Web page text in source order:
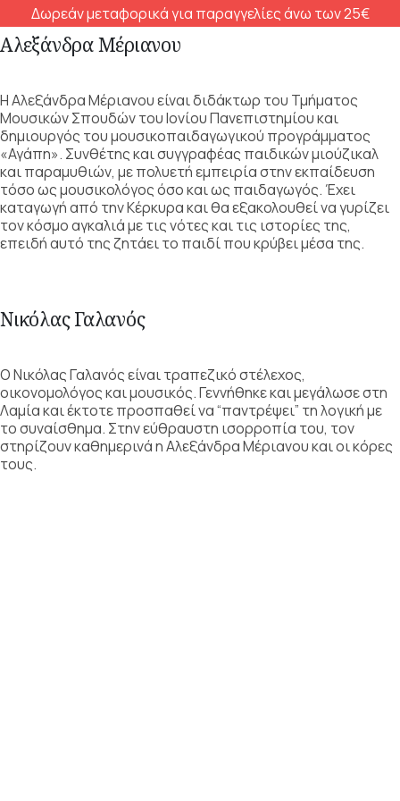
Δωρεάν μεταφορικά για παραγγελίες άνω των 25€
Αλεξάνδρα Μέριανου
Η Αλεξάνδρα Μέριανου είναι διδάκτωρ του Τμήματος
Μουσικών Σπουδών του Ιονίου Πανεπιστημίου και
δημιουργός του μουσικοπαιδαγωγικού προγράμματος
«Αγάπη». Συνθέτης και συγγραφέας παιδικών μιούζικαλ
και παραμυθιών, με πολυετή εμπειρία στην εκπαίδευση
τόσο ως μουσικολόγος όσο και ως παιδαγωγός. Έχει
καταγωγή από την Κέρκυρα και θα εξακολουθεί να γυρίζει
τον κόσμο αγκαλιά με τις νότες και τις ιστορίες της,
επειδή αυτό της ζητάει το παιδί που κρύβει μέσα της.
Νικόλας Γαλανός
Ο Νικόλας Γαλανός είναι τραπεζικό στέλεχος,
οικονομολόγος και μουσικός. Γεννήθηκε και μεγάλωσε στη
Λαμία και έκτοτε προσπαθεί να “παντρέψει” τη λογική με
το συναίσθημα. Στην εύθραυστη ισορροπία του, τον
στηρίζουν καθημερινά η Αλεξάνδρα Μέριανου και οι κόρες
τους.